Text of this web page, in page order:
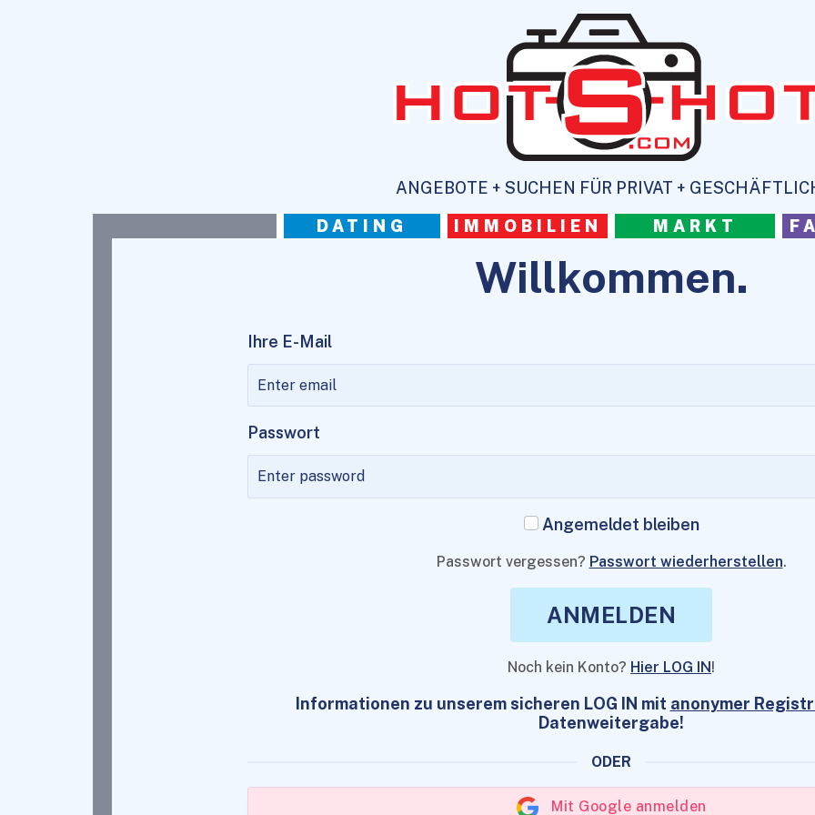
ANGEBOTE + SUCHEN FÜR PRIVAT +
DATING
IMMOBILIEN MARKT
Willkommen.
Ihre E-Mail
Passwort
Angemeldet bleiben
Passwort vergessen? Passwort wiederherstellen.
ANMELDEN
Noch kein Konto? Hier LOG IN!
Informationen zu unserem sicheren LOG IN mit anonymer
Datenweitergabe!
ODER
Mit Google anmelden